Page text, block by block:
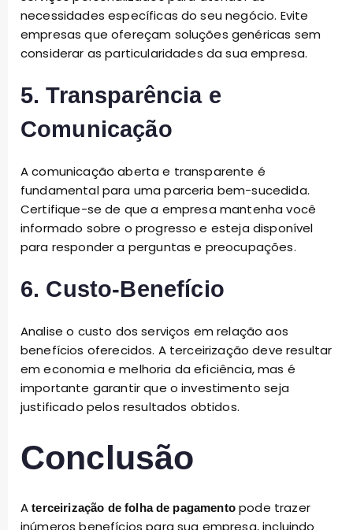
necessidades específicas do seu negócio. Evite
empresas que ofereçam soluções genéricas sem
considerar as particularidades da sua empresa.
5. Transparência e
Comunicação
A comunicação aberta e transparente é
fundamental para uma parceria bem-sucedida.
Certifique-se de que a empresa mantenha você
informado sobre o progresso e esteja disponível
para responder a perguntas e preocupações.
6. Custo-Benefício
Analise o custo dos serviços em relação aos
benefícios oferecidos. A terceirização deve resultar
em economia e melhoria da eficiência, mas é
importante garantir que o investimento seja
justificado pelos resultados obtidos.
Conclusão
Aterceirização de folha de pagamentopode trazer
inúmeros benefícios para sua empresa, incluindo